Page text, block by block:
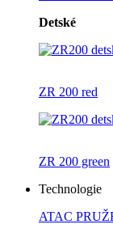
Detské
ZR 200 red
ZR 200 green
Technologie
ATAC